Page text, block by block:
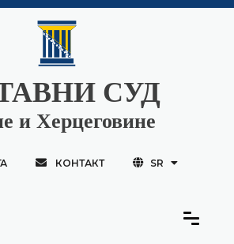
СУД
и Херцеговине
КОНТАКТ SR